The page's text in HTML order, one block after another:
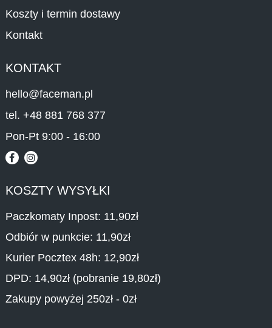
Koszty i termin dostawy
Kontakt
KONTAKT
hello@faceman.pl
tel. +48 881 768 377
Pon-Pt 9:00 - 16:00
KOSZTY WYSYŁKI
Paczkomaty Inpost: 11,90zł
Odbiór w punkcie: 11,90zł
Kurier Pocztex 48h: 12,90zł
DPD: 14,90zł (pobranie 19,80zł)
Zakupy powyżej 250zł - 0zł